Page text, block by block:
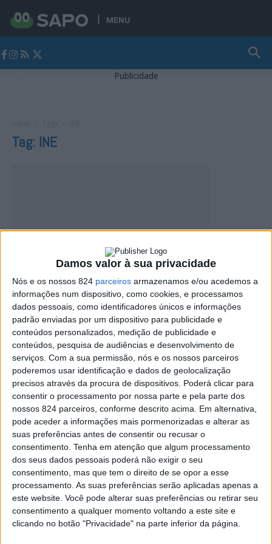
Damos valor à sua privacidade
Nós e os nossos 824 parceiros armazenamos e/ou acedemos a
informações num dispositivo, como cookies, e processamos
dados pessoais, como identificadores únicos e informações
padrão enviadas por um dispositivo para publicidade e
conteúdos personalizados, medição de publicidade e
conteúdos, pesquisa de audiências e desenvolvimento de
serviços. Com a sua permissão, nós e os nossos parceiros
poderemos usar identificação e dados de geolocalização
precisos através da procura de dispositivos. Poderá clicar para
consentir o processamento por nossa parte e pela parte dos
nossos 824 parceiros, conforme descrito acima. Em alternativa,
pode aceder a informações mais pormenorizadas e alterar as
suas preferências antes de consentir ou recusar o
consentimento. Tenha em atenção que algum processamento
dos seus dados pessoais poderá não exigir o seu
consentimento, mas que tem o direito de se opor a esse
processamento. As suas preferências serão aplicadas apenas a
este website. Você pode alterar suas preferências ou retirar seu
consentimento a qualquer momento voltando a este site e
clicando no botão "Privacidade" na parte inferior da página.
MENU
Publicidade
Tag: INE
Já pode responder aos Censos 2021
Redacção - 20 de Abril, 2021
Censos 2021: Já arrancou a maior operação
estatística nacional
7 de Abril, 2021
Publicidade